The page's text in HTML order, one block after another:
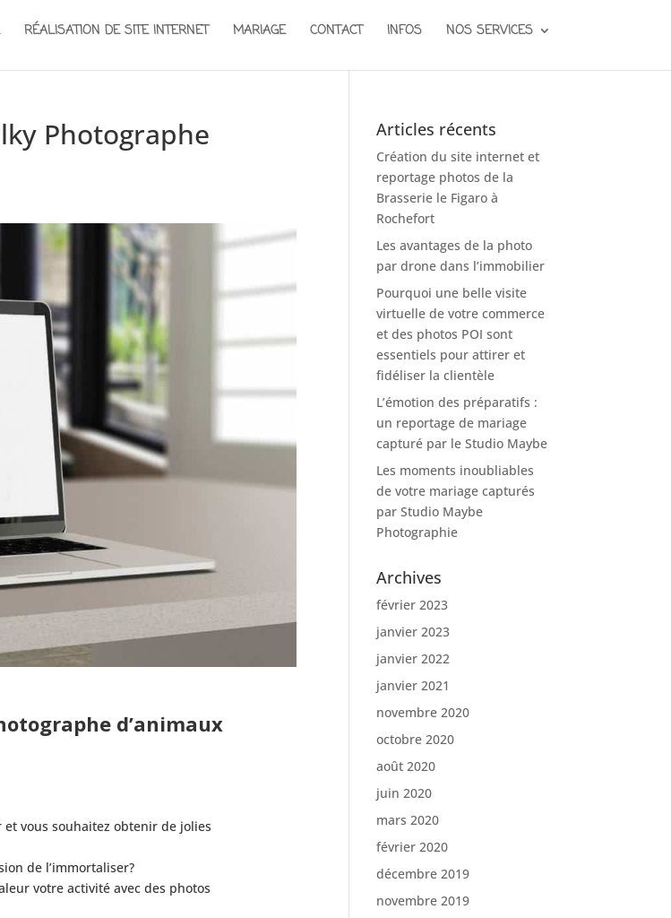
RÉALISATION DE SITE INTERNET MARIAGE CONTACT INFOS NOS SERVICES
Photographe
d’animaux
vous souhaitez obtenir de jolies
de l’immortaliser?
votre activité avec des photos
Articles récents
Création du site internet et
reportage photos de la
Brasserie le Figaro à
Rochefort
Les avantages de la photo
par drone dans l’immobilier
Pourquoi une belle visite
virtuelle de votre commerce
et des photos POI sont
essentiels pour attirer et
fidéliser la clientèle
L’émotion des préparatifs :
un reportage de mariage
capturé par le Studio Maybe
Les moments inoubliables
de votre mariage capturés
par Studio Maybe
Photographie
Archives
février 2023
janvier 2023
janvier 2022
janvier 2021
novembre 2020
octobre 2020
août 2020
juin 2020
mars 2020
février 2020
décembre 2019
novembre 2019